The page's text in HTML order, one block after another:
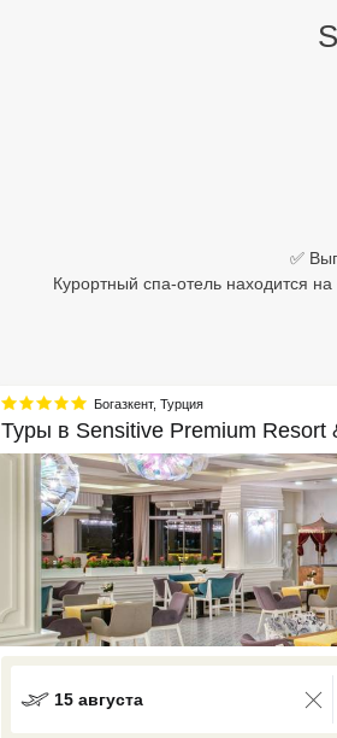
✅
Курортный спа-отель находится
Богазкент, Турция
Туры в Sensitive Premium Resort
15 августа